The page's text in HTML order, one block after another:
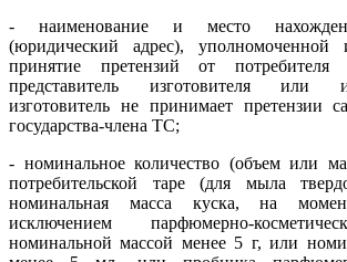
- наименование и место
(юридический адрес), уполномоченной
принятие претензий от потребителя
представитель изготовителя или
изготовитель не принимает претензии
государства-члена ТС;
- номинальное количество (объем или
потребительской таре (для мыла
номинальная масса куска, на
исключением парфюмерно-
номинальной массой менее 5 г, или